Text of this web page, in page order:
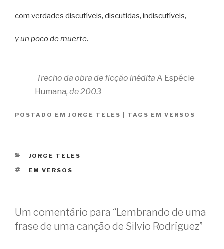
com verdades discutíveis, discutidas, indiscutíveis,
y un poco de muerte.
Trecho da obra de ficção inédita A Espécie
Humana, de 2003
POSTADO EM JORGE TELES | TAGS EM VERSOS
CATEGORIAS
JORGE TELES
TAGS
EM VERSOS
Um comentário para “Lembrando de uma
frase de uma canção de Silvio Rodríguez”